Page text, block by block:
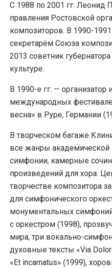
С 1988 по 2001 гг. Леонид
правления Ростовской
композиторов. В 1990-
секретарём Союза
2013 советник
культуре.
В 1990-е гг. — организатор
международных
весна» в Руре, Германии
В творческом багаже
все жанры
симфонии, камерные
произведений для хора.
творчестве композитора
для симфонического
монументальных
с оркестром (1998),
мира, три вокально-
духовные тексты «Via
«Et incarnatus» (1999),